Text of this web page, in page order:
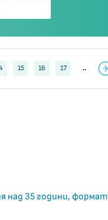
15 16 17 ..
над 35 години, формат